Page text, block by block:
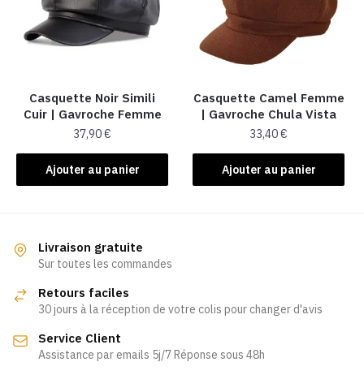
Casquette Noir Simili
Cuir​ | Gavroche Femme
37,90€
Ajouter au panier
Casquette Camel Femme
| Gavroche Chula Vista
33,40€
Ajouter au panier
Livraison gratuite
Sur toutes les commandes
Retours faciles
30 jours à la réception de votre colis pour changer d'avis
Service Client
Assistance par emails 5j/7 Réponse sous 48h